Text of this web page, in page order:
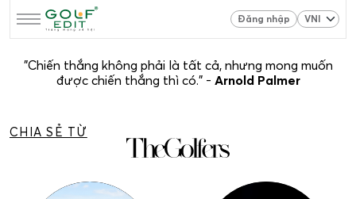
Đăng nhập
"Chiến thắng không phải là tất cả, nhưng mong muốn
được chiến thắng thì có." - Arnold Palmer
CHIA SẺ TỪ